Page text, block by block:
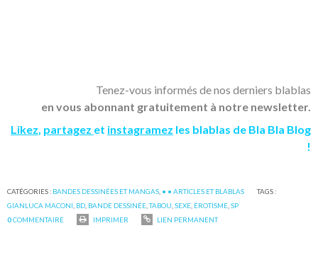
Tenez-vous informés de nos derniers blablas
en vous abonnant gratuitement à notre newsletter.
Likez, partagez et instagramez les blablas de Bla Bla Blog
!
CATÉGORIES : BANDES DESSINÉES ET MANGAS • • ARTICLES ET BLABLAS
TAGS :
GIANLUCA MACONI BD BANDE DESSINÉE ,TABOU ,SEXE ÉROTISME ,SP
0COMMENTAIRE IMPRIMER LIEN PERMANENT